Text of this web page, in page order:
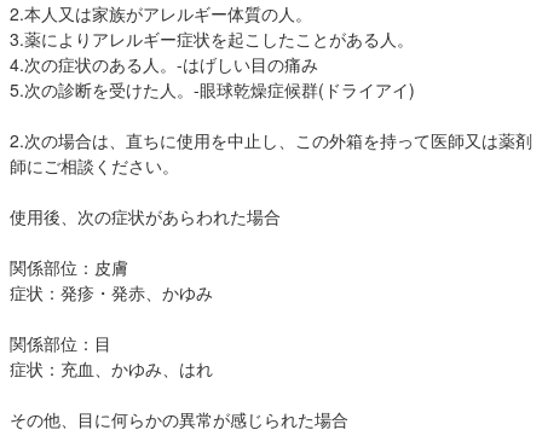
2.本人又は家族がアレルギー体質の人。
3.薬によりアレルギー症状を起こしたことがある人。
4.次の症状のある人。-はげしい目の痛み
5.次の診断を受けた人。-眼球乾燥症候群(ドライアイ)
2.次の場合は、直ちに使用を中止し、この外箱を持って医師又は薬剤
師にご相談ください。
使用後、次の症状があらわれた場合
関係部位：皮膚
症状：発疹・発赤、かゆみ
関係部位：目
症状：充血、かゆみ、はれ
その他、目に何らかの異常が感じられた場合